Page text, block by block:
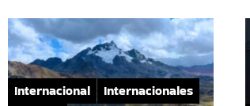
Internacional
Internacionales